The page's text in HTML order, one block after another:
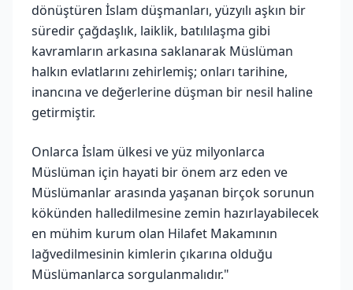
dönüştüren İslam düşmanları, yüzyılı aşkın bir
süredir çağdaşlık, laiklik, batılılaşma gibi
kavramların arkasına saklanarak Müslüman
halkın evlatlarını zehirlemiş; onları tarihine,
inancına ve değerlerine düşman bir nesil haline
getirmiştir.
Onlarca İslam ülkesi ve yüz milyonlarca
Müslüman için hayati bir önem arz eden ve
Müslümanlar arasında yaşanan birçok sorunun
kökünden halledilmesine zemin hazırlayabilecek
en mühim kurum olan Hilafet Makamının
lağvedilmesinin kimlerin çıkarına olduğu
Müslümanlarca sorgulanmalıdır."